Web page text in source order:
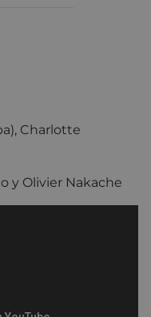
Charlotte
y Olivier Nakache